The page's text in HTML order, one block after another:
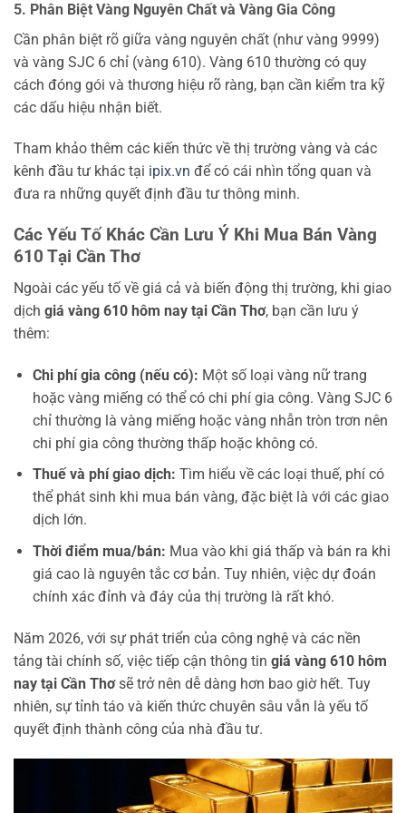
5. Phân Biệt Vàng Nguyên Chất và Vàng Gia Công
Cần phân biệt rõ giữa vàng nguyên chất (như vàng 9999)
và vàng SJC 6 chỉ (vàng 610). Vàng 610 thường có quy
cách đóng gói và thương hiệu rõ ràng, bạn cần kiểm tra kỹ
các dấu hiệu nhận biết.
Tham khảo thêm các kiến thức về thị trường vàng và các
kênh đầu tư khác tại ipix.vn để có cái nhìn tổng quan và
đưa ra những quyết định đầu tư thông minh.
Các Yếu Tố Khác Cần Lưu Ý Khi Mua Bán Vàng
610 Tại Cần Thơ
Ngoài các yếu tố về giá cả và biến động thị trường, khi giao
dịch giá vàng 610 hôm nay tại Cần Thơ, bạn cần lưu ý
thêm:
Chi phí gia công (nếu có): Một số loại vàng nữ trang
hoặc vàng miếng có thể có chi phí gia công. Vàng SJC 6
chỉ thường là vàng miếng hoặc vàng nhẫn tròn trơn nên
chi phí gia công thường thấp hoặc không có.
Thuế và phí giao dịch: Tìm hiểu về các loại thuế, phí có
thể phát sinh khi mua bán vàng, đặc biệt là với các giao
dịch lớn.
Thời điểm mua/bán: Mua vào khi giá thấp và bán ra khi
giá cao là nguyên tắc cơ bản. Tuy nhiên, việc dự đoán
chính xác đỉnh và đáy của thị trường là rất khó.
Năm 2026, với sự phát triển của công nghệ và các nền
tảng tài chính số, việc tiếp cận thông tin giá vàng 610 hôm
nay tại Cần Thơsẽ trở nên dễ dàng hơn bao giờ hết. Tuy
nhiên, sự tỉnh táo và kiến thức chuyên sâu vẫn là yếu tố
quyết định thành công của nhà đầu tư.